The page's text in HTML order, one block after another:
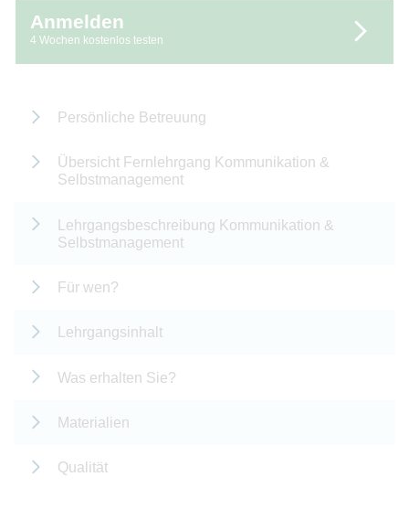
Anmelden
4 Wochen kostenlos testen
Persönliche Betreuung
Übersicht Fernlehrgang Kommunikation &
Selbstmanagement
Lehrgangsbeschreibung Kommunikation &
Selbstmanagement
Für wen?
Lehrgangsinhalt
Was erhalten Sie?
Materialien
Qualität